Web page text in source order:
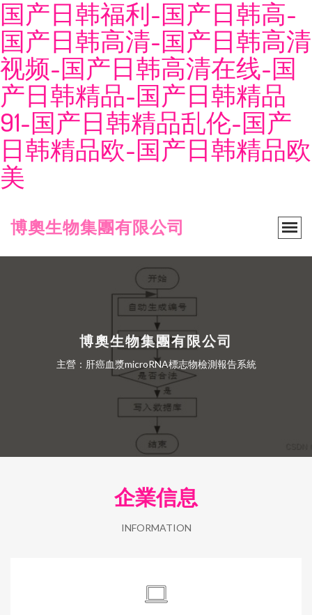
国产日韩福利-国产日韩高-
国产日韩高清-国产日韩高清
视频-国产日韩高清在线-国
产日韩精品-国产日韩精品
91-国产日韩精品乱伦-国产
日韩精品欧-国产日韩精品欧
美
博奧生物集團有限公司
博奧生物集團有限公司
主營：肝癌血漿microRNA標志物檢測報告系統
企業信息
INFORMATION